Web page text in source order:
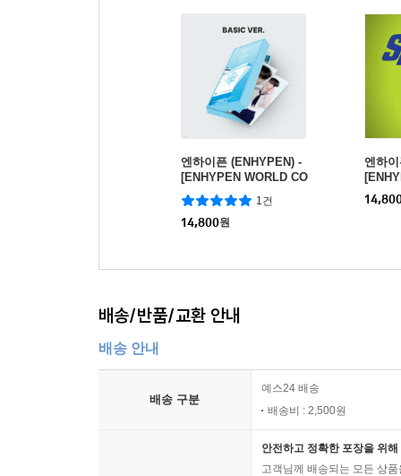
엔하이픈 (ENHYPEN) -
[ENHYPEN WORLD CO
UPON CARD COLLECT
ION] SAILOR BASIC ve
r.
1건
14,800원
엔하
ION]
배송/반품/교환 안내
배송 안내
배송 구분
예스24 배송
배송비 : 2,500원
안전하고 정확한 포장을 위
고객님께 배송되는 모든 상